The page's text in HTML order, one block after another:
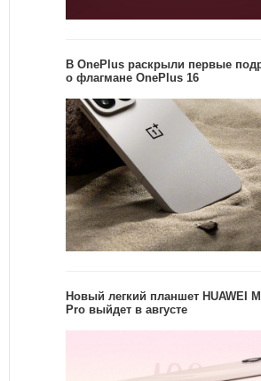
В OnePlus раскрыли первые
о флагмане OnePlus 16
Новый легкий планшет HUAWEI
Pro выйдет в августе